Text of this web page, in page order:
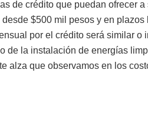
de crédito que puedan ofrecer
$500 mil pesos y en
por el crédito será similar o
de la instalación de energías
alza que observamos en los